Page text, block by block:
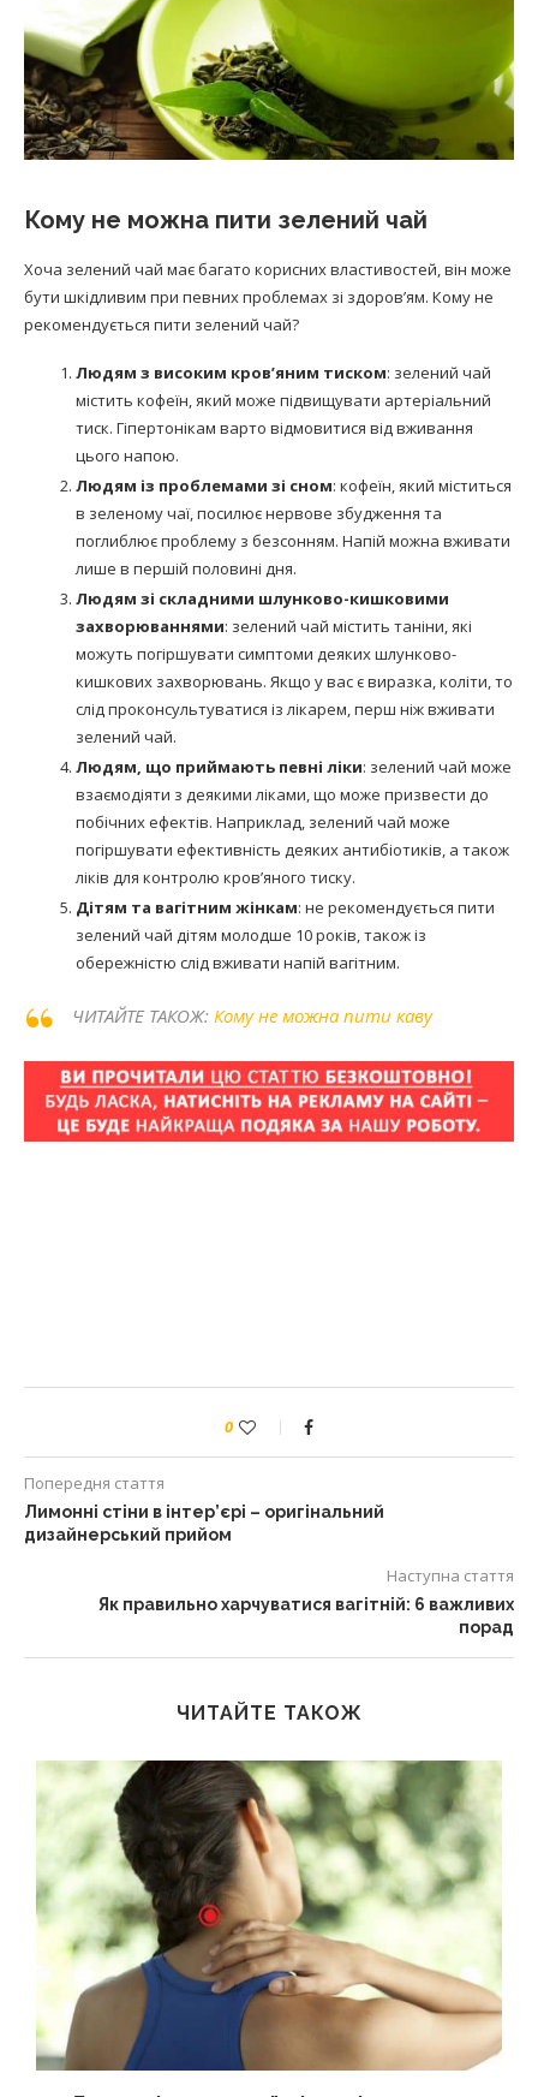
Кому не можна пити зелений чай
Хоча зелений чай має багато корисних властивостей, він може
бути шкідливим при певних проблемах зі здоров’ям. Кому не
рекомендується пити зелений чай?
Людям з високим кров’яним тиском: зелений чай
містить кофеїн, який може підвищувати артеріальний
тиск. Гіпертонікам варто відмовитися від вживання
цього напою.
Людям із проблемами зі сном: кофеїн, який міститься
в зеленому чаї, посилює нервове збудження та
поглиблює проблему з безсонням. Напій можна вживати
лише в першій половині дня.
Людям зі складними шлунково-кишковими
захворюваннями: зелений чай містить таніни, які
можуть погіршувати симптоми деяких шлунково-
кишкових захворювань. Якщо у вас є виразка, коліти, то
слід проконсультуватися із лікарем, перш ніж вживати
зелений чай.
Людям, що приймають певні ліки: зелений чай може
взаємодіяти з деякими ліками, що може призвести до
побічних ефектів. Наприклад, зелений чай може
погіршувати ефективність деяких антибіотиків, а також
ліків для контролю кров’яного тиску.
Дітям та вагітним жінкам: не рекомендується пити
зелений чай дітям молодше 10 років, також із
обережністю слід вживати напій вагітним.
ЧИТАЙТЕ ТАКОЖ: Кому не можна пити каву
0
Попередня стаття
Лимонні стіни в інтер’єрі – оригінальний
дизайнерський прийом
Наступна стаття
Як правильно харчуватися вагітній: 6 важливих
порад
ЧИТАЙТЕ ТАКОЖ